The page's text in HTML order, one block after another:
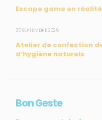
Escape game en
30 SEPTEMBRE 2026
Atelier de confection
d’hygiène naturels
Bon Geste
CONTACT
31, rue du Pr. Raymond Garcin,